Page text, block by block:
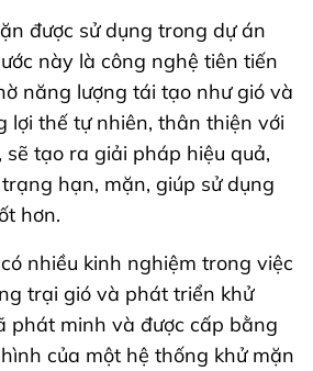
được sử dụng trong dự án
này là công nghệ tiên tiến
năng lượng tái tạo như gió và
lợi thế tự nhiên, thân thiện với
sẽ tạo ra giải pháp hiệu quả,
hạn, mặn, giúp sử dụng
hơn.
nhiều kinh nghiệm trong việc
trại gió và phát triển khử
phát minh và được cấp bằng
của một hệ thống khử mặn